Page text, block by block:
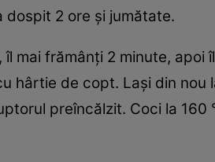
dospit 2 ore și jumătate.
îl mai frămânți 2 minute,
hârtie de copt. Lași din
preîncălzit. Coci la